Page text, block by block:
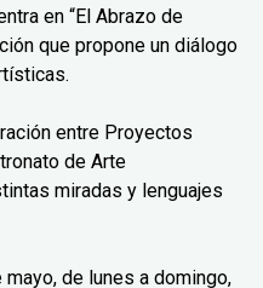
en “El Abrazo de
que propone un diálogo
entre Proyectos
de Arte
miradas y lenguajes
de lunes a domingo,